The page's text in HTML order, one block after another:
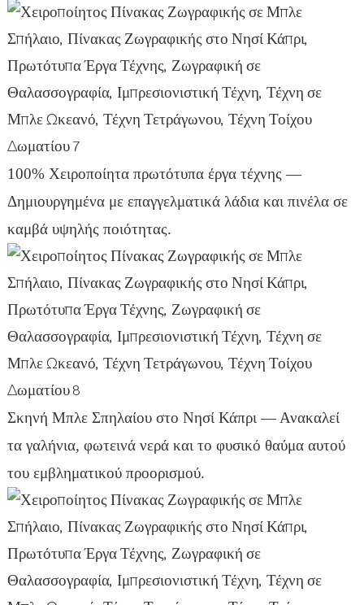
100% Χειροποίητα πρωτότυπα έργα τέχνης —
Δημιουργημένα με επαγγελματικά λάδια και πινέλα σε
καμβά υψηλής ποιότητας.
Σκηνή Μπλε Σπηλαίου στο Νησί Κάπρι — Ανακαλεί
τα γαλήνια, φωτεινά νερά και το φυσικό θαύμα αυτού
του εμβληματικού προορισμού.